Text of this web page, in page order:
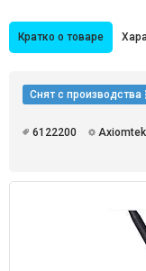
Кратко о товаре
Снят с производства
6122200